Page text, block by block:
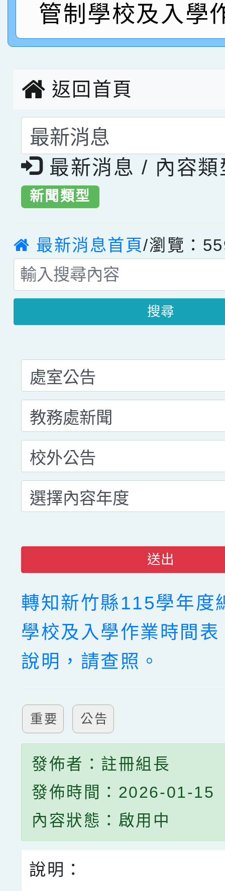
臺灣台語-第二名
市賽榮獲科學小創客佳
管制學校及入學
返回首頁
選擇後頁面內容會更
最新消息 / 內容類
新聞類型
最新消息首頁/瀏覽：
搜尋
送出
轉知新竹縣115學年度
學校及入學作業時間
說明，請查照。
重要 公告
發佈者：註冊組長
發佈時間：2026-01-15
內容狀態：啟用中
說明：